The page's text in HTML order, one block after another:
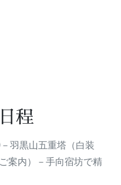
程
羽黒山五重塔（白装
案内）－手向宿坊で精